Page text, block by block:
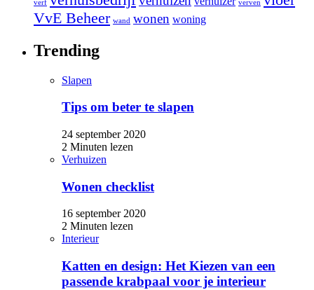
verf verven
VvE Beheer wand wonen woning
Trending
Slapen
Tips om beter te slapen
24 september 2020
2 Minuten lezen
Verhuizen
Wonen checklist
16 september 2020
2 Minuten lezen
Interieur
Katten en design: Het Kiezen van een
passende krabpaal voor je interieur